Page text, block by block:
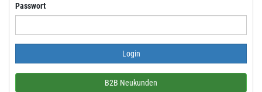
Passwort
B2B Neukunden